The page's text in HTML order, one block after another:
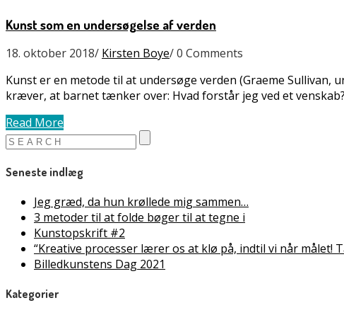
Kunst som en undersøgelse af verden
18. oktober 2018/ Kirsten Boye/0 Comments
Kunst er en metode til at undersøge verden (Graeme
kræver, at barnet tænker over: Hvad forstår jeg ved et
Read More
Seneste indlæg
Jeg græd, da hun krøllede mig sammen…
3 metoder til at folde bøger til at tegne i
Kunstopskrift #2
“Kreative processer lærer os at klø på, indtil vi når målet!
Billedkunstens Dag 2021
Kategorier